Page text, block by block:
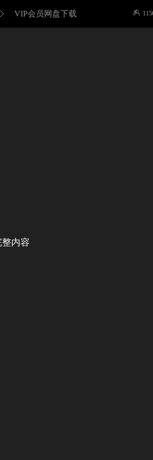

 VIP会员网盘下载
内容